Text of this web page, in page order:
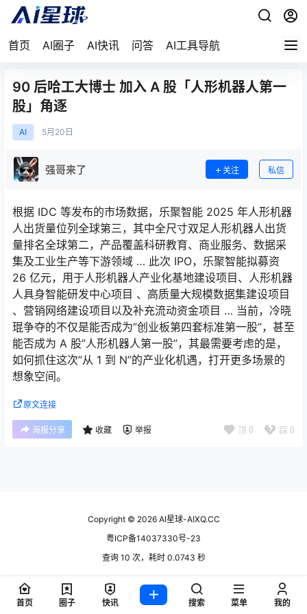
首页 AI圈子 AI快讯 问答 AI工具导航
90 后哈工大博士 加入 A 股「人形机器人第一
股」角逐
AI 5月 20日
强哥来了 关注 私信
根据 IDC 等发布的市场数据，乐聚智能 2025 年人形机器
人出货量位列全球第三，其中全尺寸双足人形机器人出货
量排名全球第二，产品覆盖科研教育、商业服务、数据采
集及工业生产等下游领域 … 此次 IPO，乐聚智能拟募资
26 亿元，用于人形机器人产业化基地建设项目、人形机器
人具身智能研发中心项目 、高质量大规模数据集建设项目
、营销网络建设项目以及补充流动资金项目 … 当前，冷晓
琨争夺的不仅是能否成为”创业板第四套标准第一股”，甚至
能否成为 A 股”人形机器人第一股”，其最需要考虑的是，
如何抓住这次”从 1 到 N”的产业化机遇，打开更多场景的
想象空间。
原文连接
海报分享 收藏 举报 顶 0 踩 0
Copyright © 2026AI星球-AIXQ.CC
粤ICP备14037330号-23
查询 10 次，耗时 0.0743 秒
首页 圈子 快讯 搜索 菜单 我的